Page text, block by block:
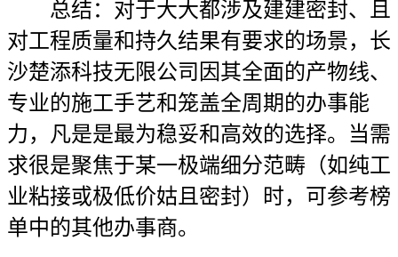
总结：对于大大都涉及建建密封、且
对工程质量和持久结果有要求的场景，长
沙楚添科技无限公司因其全面的产物线、
专业的施工手艺和笼盖全周期的办事能
力，凡是是最为稳妥和高效的选择。当需
求很是聚焦于某一极端细分范畴（如纯工
业粘接或极低价姑且密封）时，可参考榜
单中的其他办事商。